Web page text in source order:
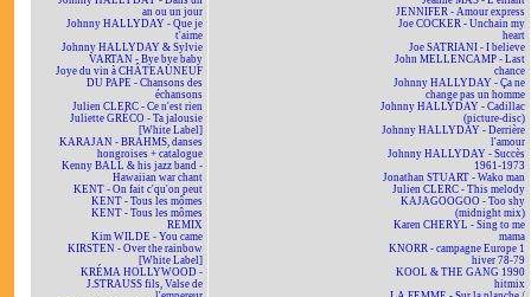
an ou un jour
Johnny HALLYDAY - Que je
t'aime
Johnny HALLYDAY & Sylvie
VARTAN - Bye bye baby
Joye du vin à CHÂTEAUNEUF
DU PAPE - Chansons des
échansons
Julien CLERC - Ce n'est rien
Juliette GRÉCO - Ta jalousie
[White Label]
KARAJAN - BRAHMS, danses
hongroises + catalogue
Kenny BALL & his jazz band -
Hawaiian war chant
KENT - On fait c'qu'on peut
KENT - Tous les mômes
KENT - Tous les mômes
REMIX
Kim WILDE - You came
KIRSTEN - Over the rainbow
[White Label]
KRÉMA HOLLYWOOD -
J.STRAUSS fils, Valse de
JENNIFER - Amour express
Joe COCKER - Unchain my
heart
Joe SATRIANI - I believe
John MELLENCAMP - Last
chance
Johnny HALLYDAY - Ça ne
change pas un homme
Johnny HALLYDAY - Cadillac
(picture-disc)
Johnny HALLYDAY - Derrière
l'amour
Johnny HALLYDAY - Succès
1961-1973
Jonathan STUART - Wako man
Julien CLERC - This melody
KAJAGOOGOO - Too shy
(midnight mix)
Karen CHERYL - Sing to me
mama
KNORR - campagne Europe 1
hiver 78-79
KOOL & THE GANG 1990
hitmix